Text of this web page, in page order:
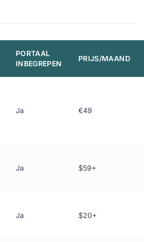
PORTAAL
INBEGREPEN
PRIJS/MAAND
Ja €49
Ja $59+
Ja $20+